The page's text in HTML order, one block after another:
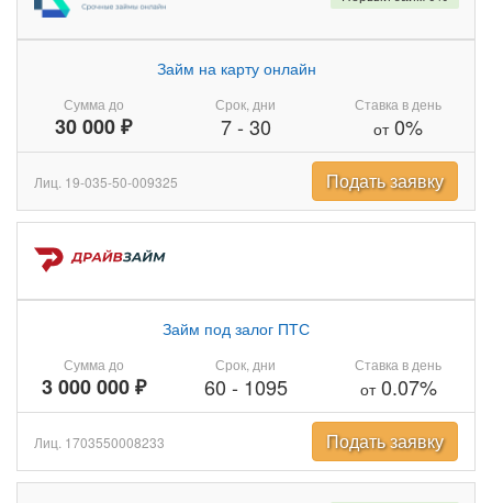
Сумма до
30 000 ₽
Займ на карту онлайн
Срок, дни
7- 30
Ставка в день
от0%
Лиц. 19-035-50-009325 Подать заявку
Сумма до
3 000 000 ₽
Займ под залог ПТС
Срок, дни
60 - 1095
Ставка в день
от0.07%
Лиц. 1703550008233 Подать заявку